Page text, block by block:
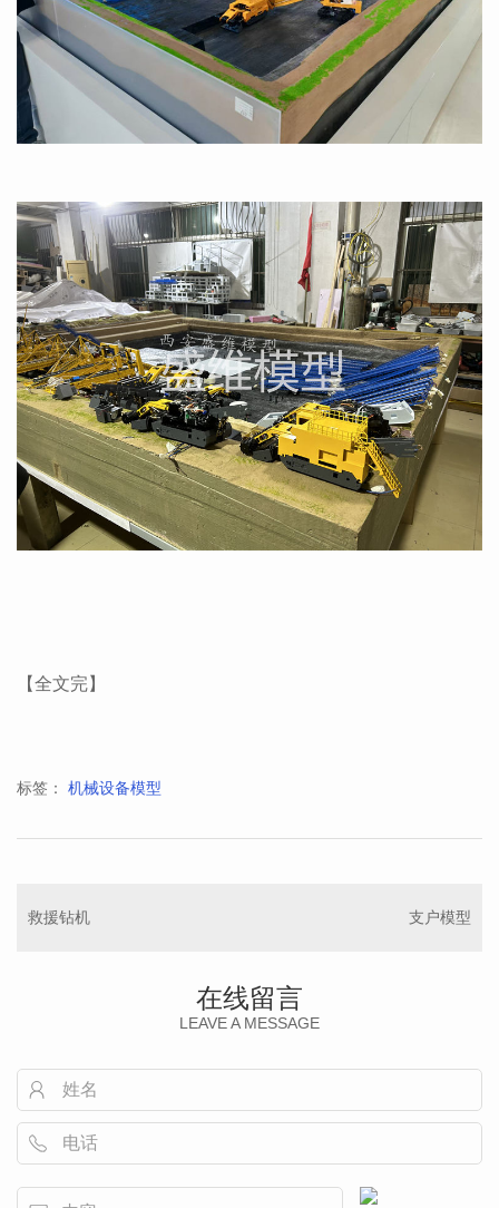
【全文完】
标签： 机械设备模型
救援钻机 支户模型
在线留言
LEAVE A MESSAGE